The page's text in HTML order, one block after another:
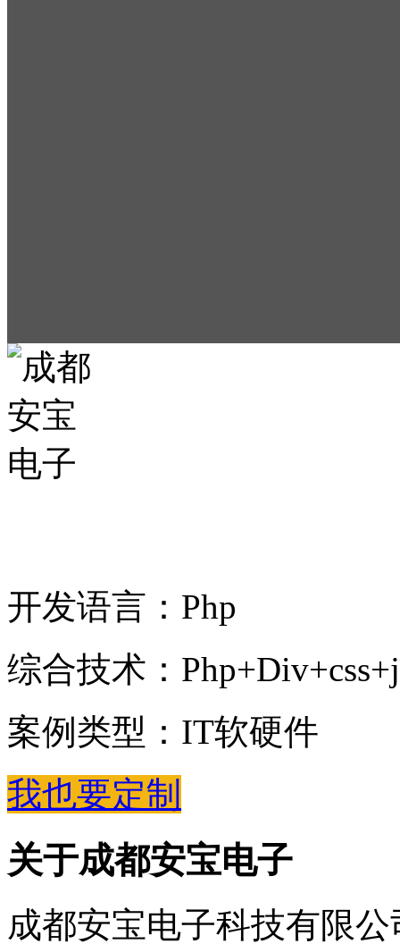
开发语言：Php
综合技术：
案例类型：IT软硬件
我也要定制
关于成都安宝电子
成都安宝电子科技有限